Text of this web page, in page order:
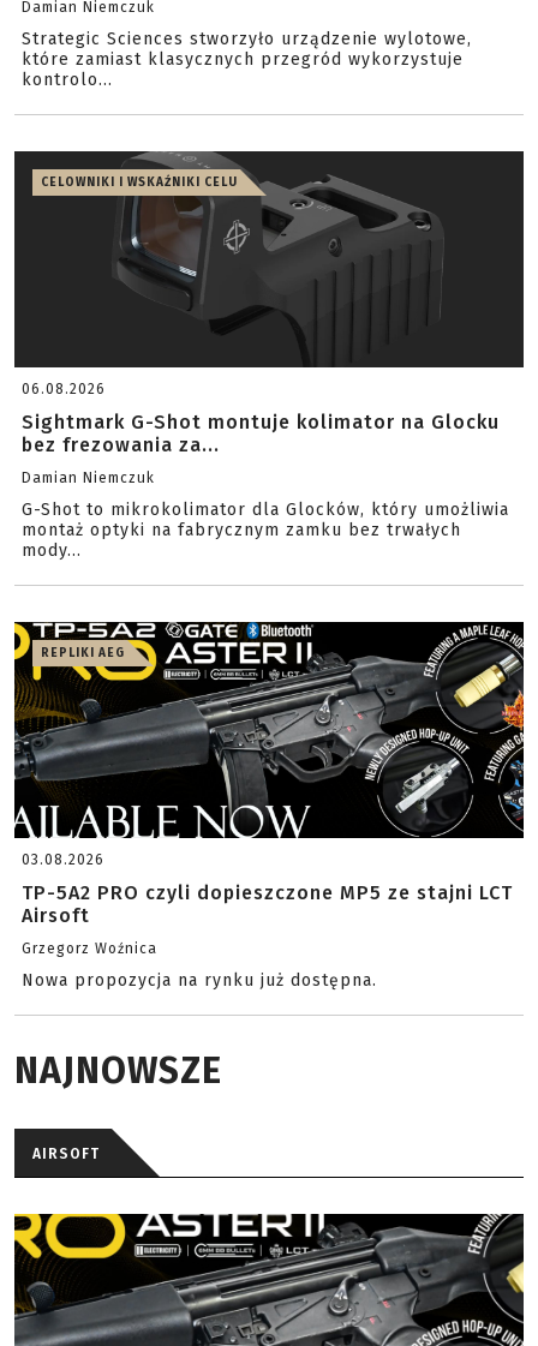
Damian Niemczuk
Strategic Sciences stworzyło urządzenie wylotowe,
które zamiast klasycznych przegród wykorzystuje
kontrolo...
CELOWNIKI I WSKAŹNIKI CELU
06.08.2026
Sightmark G-Shot montuje kolimator na Glocku
bez frezowania za...
Damian Niemczuk
G-Shot to mikrokolimator dla Glocków, który umożliwia
montaż optyki na fabrycznym zamku bez trwałych
mody...
REPLIKI AEG
03.08.2026
TP-5A2 PRO czyli dopieszczone MP5 ze stajni LCT
Airsoft
Grzegorz Woźnica
Nowa propozycja na rynku już dostępna.
NAJNOWSZE
AIRSOFT